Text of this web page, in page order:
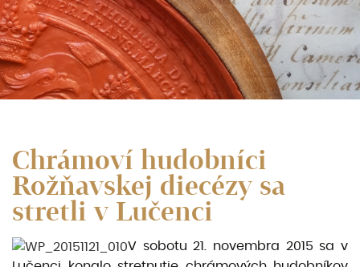
Chrámoví hudobníci
Rožňavskej diecézy sa
stretli v Lučenci
V sobotu 21. novembra 2015 sa v